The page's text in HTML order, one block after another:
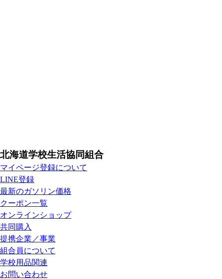
北海道学校生活協同組合
マイページ登録について
LINE登録
最新のガソリン価格
クーポン一覧
オンラインショップ
共同購入
提携企業／事業
組合員について
学校用品関連
お問い合わせ